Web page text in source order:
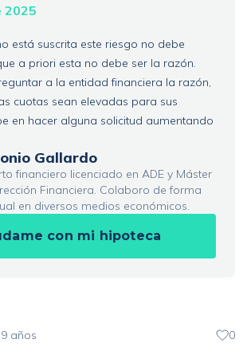
2025
está suscrita este riesgo no debe
a priori esta no debe ser la razón.
a la entidad financiera la razón,
cuotas sean elevadas para sus
en hacer alguna solicitud aumentando
Gallardo
financiero licenciado en ADE y Máster
Financiera. Colaboro de forma
en diversos medios económicos.
con mi hipoteca
años 0